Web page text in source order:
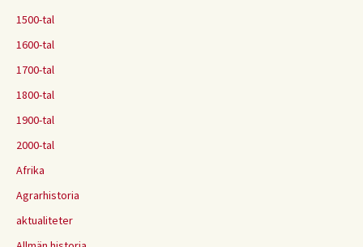
1500-tal
1600-tal
1700-tal
1800-tal
1900-tal
2000-tal
Afrika
Agrarhistoria
aktualiteter